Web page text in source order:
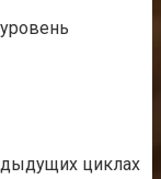
циклах